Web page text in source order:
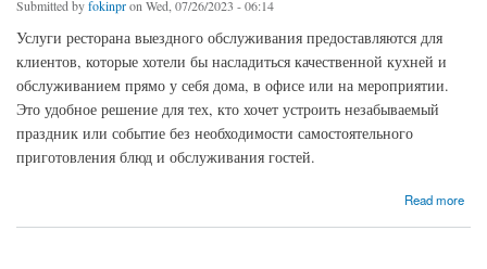
Submitted byfokinpron Wed, 07/26/2023 - 06:14
Услуги ресторана выездного обслуживания предоставляются для
клиентов, которые хотели бы насладиться качественной кухней и
обслуживанием прямо у себя дома, в офисе или на мероприятии.
Это удобное решение для тех, кто хочет устроить незабываемый
праздник или событие без необходимости самостоятельного
приготовления блюд и обслуживания гостей.
Read more